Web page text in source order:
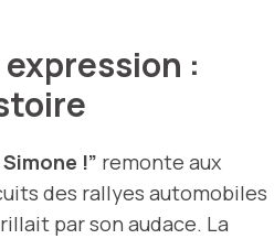
expression :
!” remonte aux
des rallyes automobiles
par son audace. La